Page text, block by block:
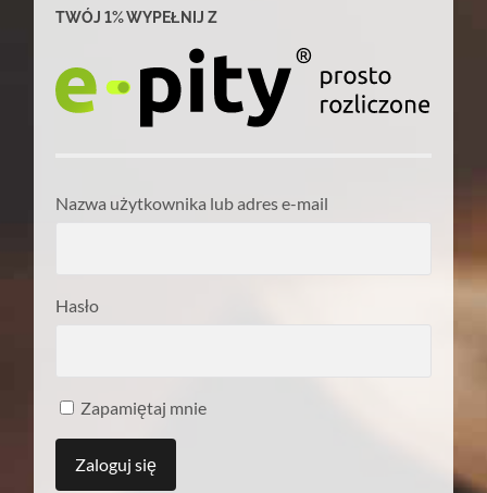
TWÓJ 1% WYPEŁNIJ Z
Nazwa użytkownika lub adres e-mail
Hasło
Zapamiętaj mnie